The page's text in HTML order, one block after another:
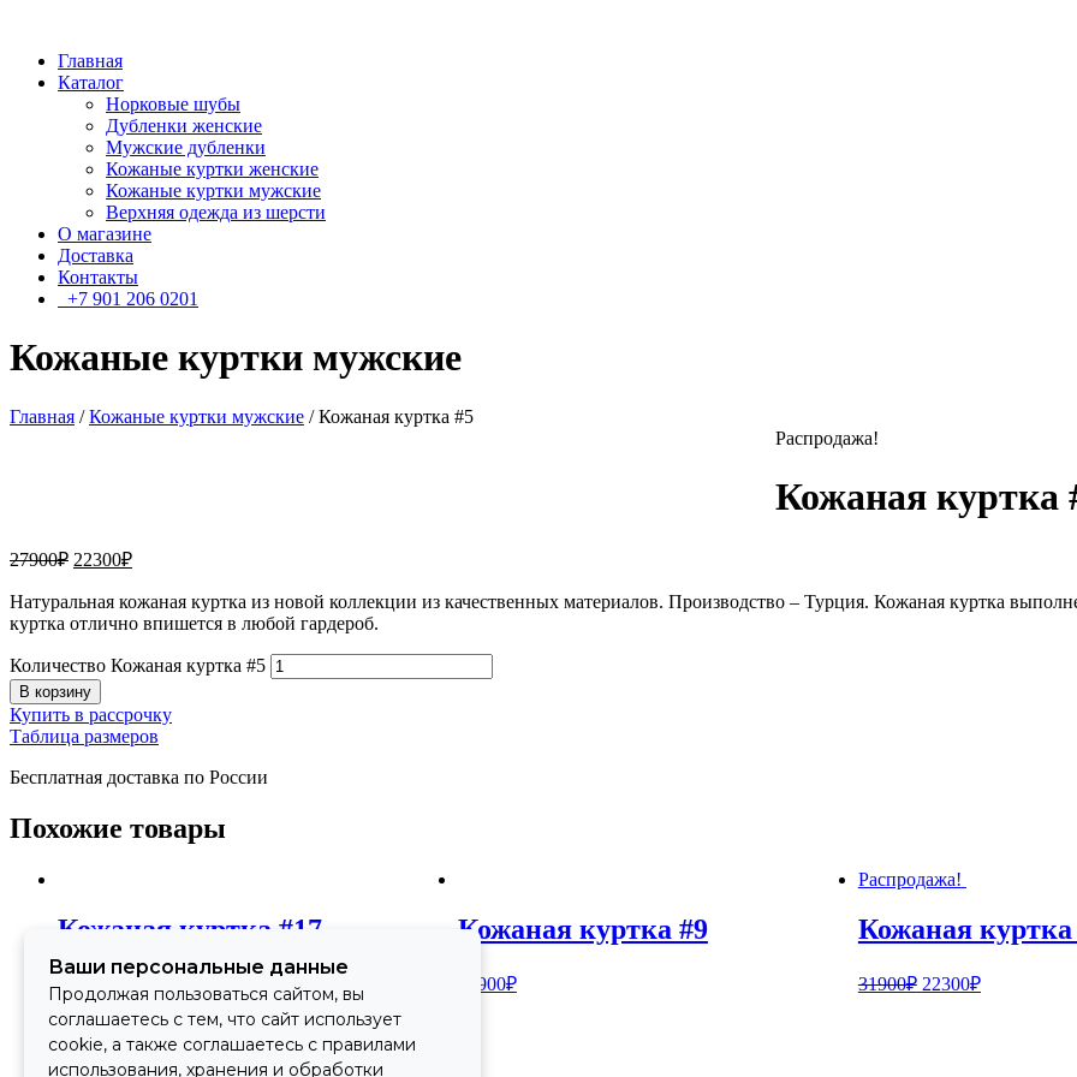
Ваши персональные данные
Продолжая пользоваться сайтом, вы
соглашаетесь с тем, что сайт использует
cookie, а также соглашаетесь с правилами
использования, хранения и обработки
Главная
Каталог
Норковые шубы
Дубленки женские
Мужские дубленки
Кожаные куртки женские
Кожаные куртки мужские
Верхняя одежда из шерсти
О магазине
Доставка
Контакты
+7 901 206 0201
Кожаные куртки мужские
Главная /Кожаные куртки мужские / Кожаная куртка #5
Распродажа!
Кожаная куртка
27900₽ 22300₽
Натуральная кожаная куртка из новой коллекции из качественных материалов. Производство – Турция. Кожаная куртка
куртка отлично впишется в любой гардероб.
Количество Кожаная куртка #5
В корзину
Купить в рассрочку
Таблица размеров
Бесплатная доставка по России
Похожие товары
Кожаная куртка #17
26900
Кожаная куртка #9
27900₽
Распродажа!
Кожаная куртка
31900₽ 22300₽